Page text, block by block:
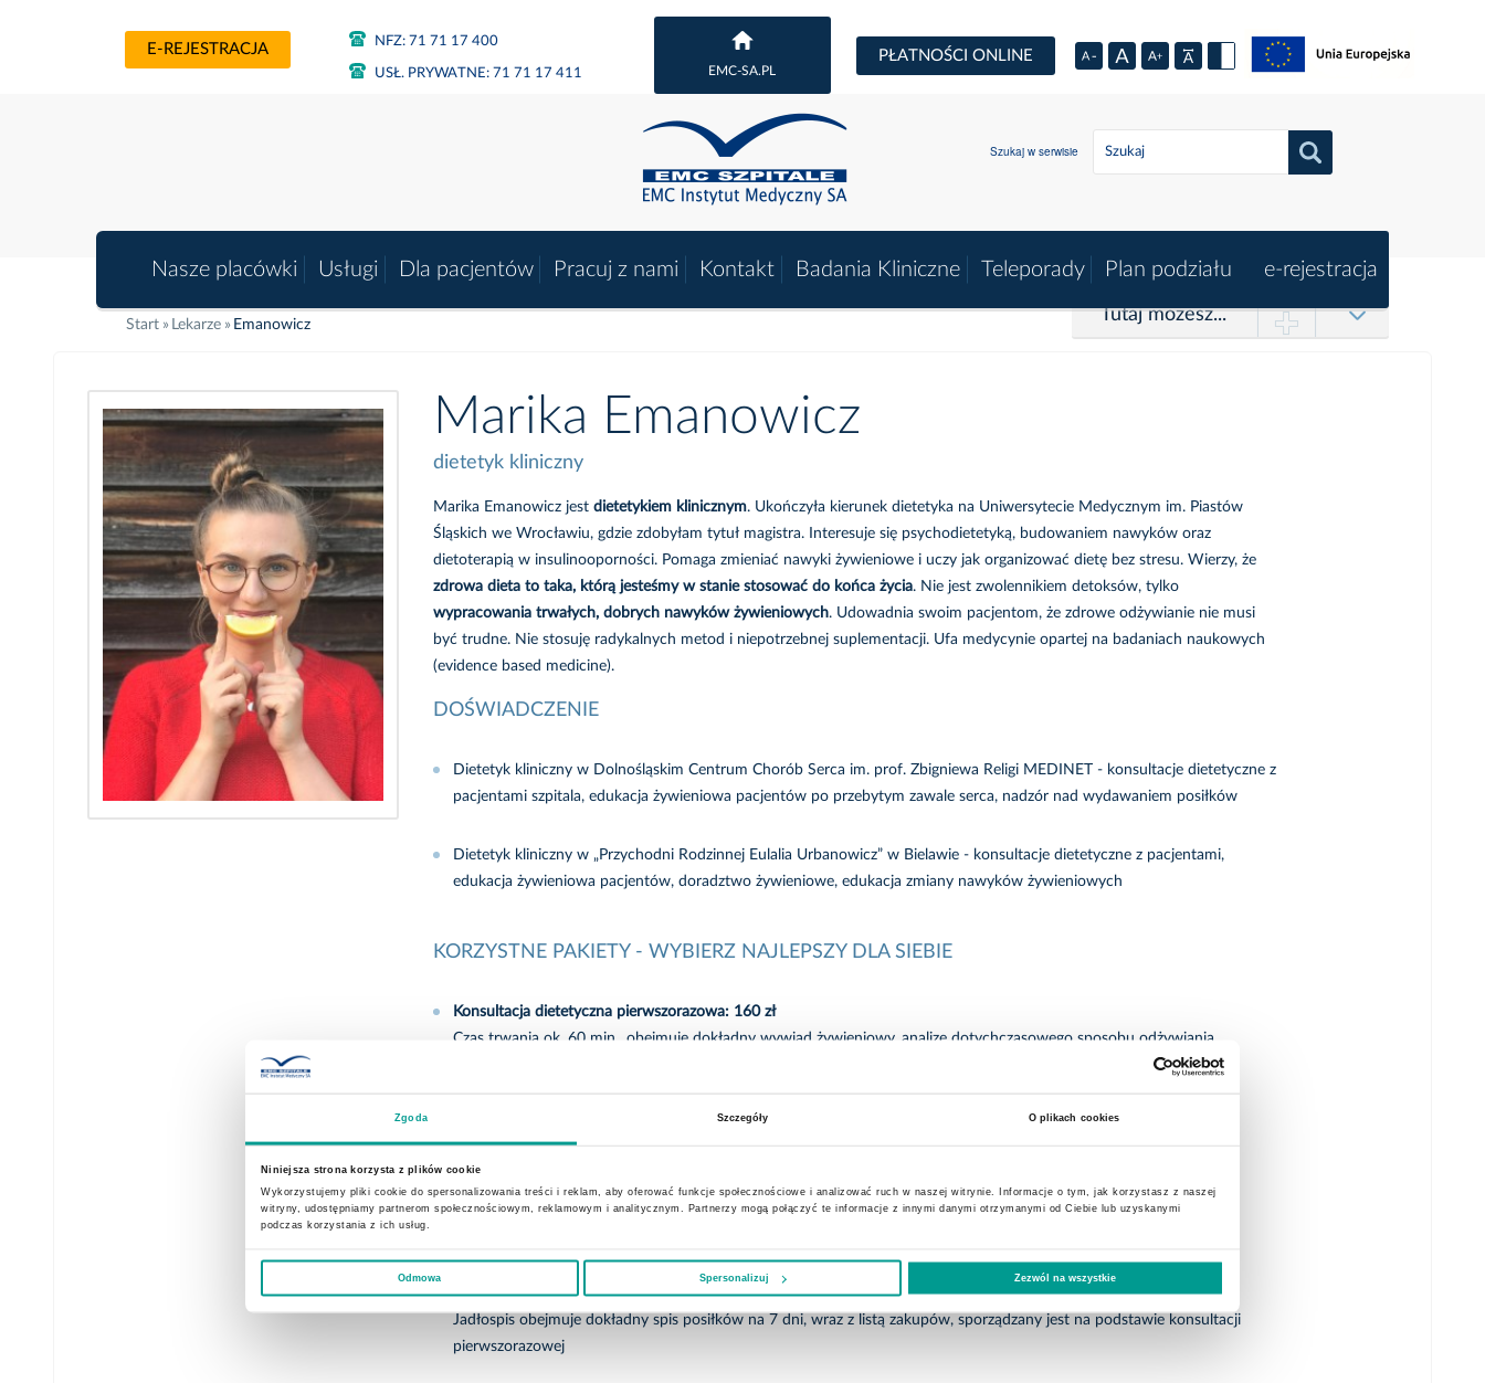
Zgoda Szczegóły O plikach cookies
Niniejsza strona korzysta z plików cookie
Wykorzystujemy pliki cookie do spersonalizowania treści i reklam, aby oferować funkcje społecznościowe i analizować ruch w naszej witrynie. Informacje o tym, jak korzystasz z naszej
witryny, udostępniamy partnerom społecznościowym, reklamowym i analitycznym. Partnerzy mogą połączyć te informacje z innymi danymi otrzymanymi od Ciebie lub uzyskanymi
podczas korzystania z ich usług.
Odmowa Spersonalizuj Zezwól na wszystkie
E-REJESTRACJA NFZ: 71 71 17 400
USŁ. PRYWATNE: 71 71 17 411 EMC-SA.PL
PŁATNOŚCI ONLINE
Szukaj w serwisie
Nasze placówki Usługi Dla pacjentów Pracuj z nami Kontakt Badania Kliniczne Teleporady Plan podziału e-rejestracja
Start Lekarze Emanowicz Tutaj możesz...
Marika Emanowicz
dietetyk kliniczny
Marika Emanowicz jestdietetykiem klinicznym. Ukończyła kierunek dietetyka na Uniwersytecie Medycznym im. Piastów
Śląskich we Wrocławiu, gdzie zdobyłam tytuł magistra. Interesuje się psychodietetyką, budowaniem nawyków oraz
dietoterapią w insulinooporności. Pomaga zmieniać nawyki żywieniowe i uczy jak organizować dietę bez stresu. Wierzy, że
zdrowa dieta to taka, którą jesteśmy w stanie stosować do końca życia. Nie jest zwolennikiem detoksów, tylko
wypracowania trwałych, dobrych nawyków żywieniowych. Udowadnia swoim pacjentom, że zdrowe odżywianie nie musi
być trudne. Nie stosuję radykalnych metod i niepotrzebnej suplementacji. Ufa medycynie opartej na badaniach naukowych
(evidence based medicine).
DOŚWIADCZENIE
Dietetyk kliniczny w Dolnośląskim Centrum Chorób Serca im. prof. Zbigniewa Religi MEDINET - konsultacje dietetyczne z
pacjentami szpitala, edukacja żywieniowa pacjentów po przebytym zawale serca, nadzór nad wydawaniem posiłków
Dietetyk kliniczny w „Przychodni Rodzinnej Eulalia Urbanowicz” w Bielawie - konsultacje dietetyczne z pacjentami,
edukacja żywieniowa pacjentów, doradztwo żywieniowe, edukacja zmiany nawyków żywieniowych
KORZYSTNE PAKIETY - WYBIERZ NAJLEPSZY DLA SIEBIE
Konsultacja dietetyczna pierwszorazowa: 160 zł
Czas trwania ok. 60 min., obejmuje dokładny wywiad żywieniowy, analizę dotychczasowego sposobu odżywiania,
wstępne zalecenia dopasowane indywidualnie do potrzeb pacjenta. Cena nie obejmuje indywidualnego jadłospisu
Obejmuje wizytę pierwszorazową, 2 wizyty kontrolne oraz indywidualny jadłospis na 7 dni
Kolejna wizyta: 120 zł
Jadłospis na 7 dni poza pakietem: 180 zł
Jadłospis obejmuje dokładny spis posiłków na 7 dni, wraz z listą zakupów, sporządzany jest na podstawie konsultacji
pierwszorazowej